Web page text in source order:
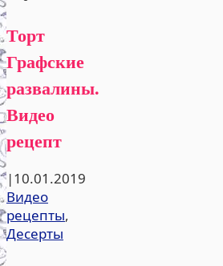
Торт
Графские
развалины.
Видео
рецепт
|10.01.2019
Видео
рецепты,
Десерты